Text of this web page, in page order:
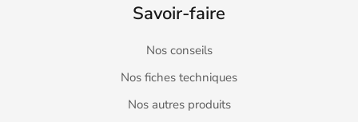
Savoir-faire
Nos conseils
Nos fiches techniques
Nos autres produits